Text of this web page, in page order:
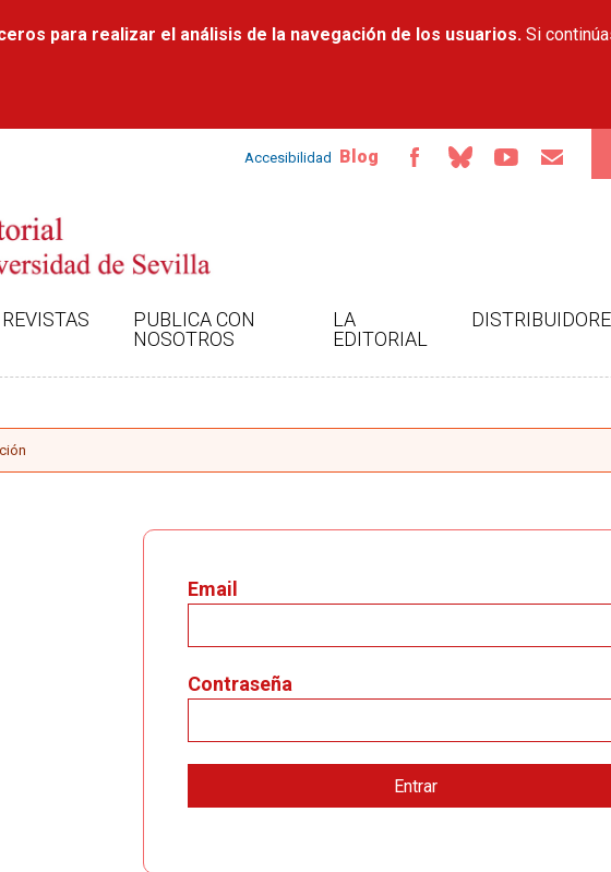
contenido
para realizar el análisis de la navegación de los usuarios. Si
Accesibilidad Blog
REVISTAS
PUBLICA CON
NOSOTROS
LA
EDITORIAL
Email
Contraseña